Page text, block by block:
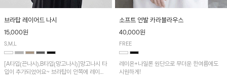
브라탑 레이어드 나시
15,000원
S,M,L
[A타입(끈나시),B타입(망고나시)]망고나시 타
입이 추가되었어요~ 브라탑이 안쪽에 레이어
소프트 언발 카라블라우스
40,000원
FREE
레이온+나일론 원단으로 무더운 한여름에도
시원하게!